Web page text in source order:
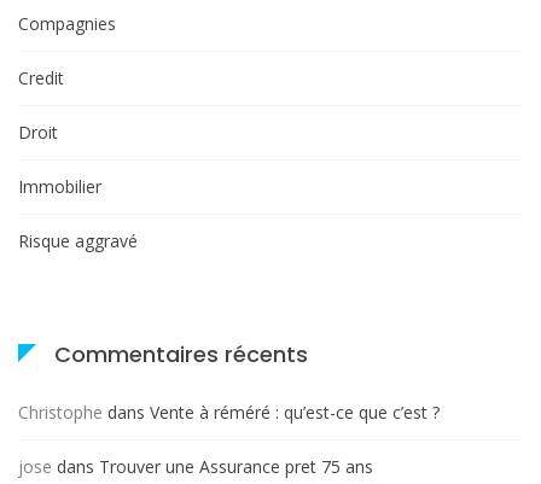
Compagnies
Credit
Droit
Immobilier
Risque aggravé
Commentaires récents
Christophe dans Vente à réméré : qu’est-ce que c’est ?
jose dans Trouver une Assurance pret 75 ans